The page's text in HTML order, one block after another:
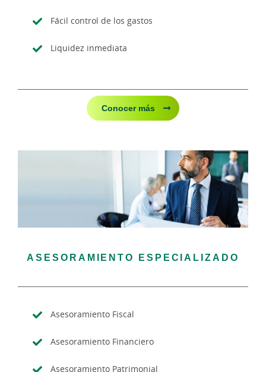
Fácil control de los gastos
Liquidez inmediata
Conocer más
ASESORAMIENTO ESPECIALIZADO
Asesoramiento Fiscal
Asesoramiento Financiero
Asesoramiento Patrimonial